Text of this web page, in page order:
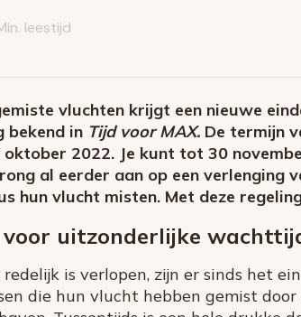
leestijd
vluchten krijgt een nieuwe
bekend in Tijd voor MAX. De termijn
2022. Je kunt tot 30
al eerder aan op een verlenging
hun vlucht misten. Met deze
uitzonderlijke
is verlopen, zijn er sinds het
die hun vlucht hebben gemist